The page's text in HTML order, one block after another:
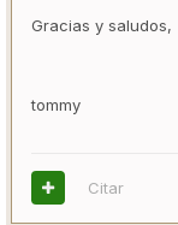
Gracias y saludos,
tommy
Citar